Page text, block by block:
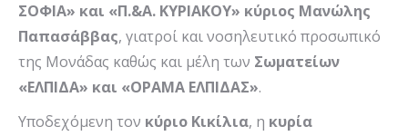
ΣΟΦΙΑ» και «Π.&Α. ΚΥΡΙΑΚΟΥ» κύριος Μανώλης
Παπασάββας, γιατροί και νοσηλευτικό προσωπικό
της Μονάδας καθώς και μέλη των Σωματείων
«ΕΛΠΙΔΑ» και «ΟΡΑΜΑ ΕΛΠΙΔΑΣ».
Υποδεχόμενη τον κύριο Κικίλια, η κυρία